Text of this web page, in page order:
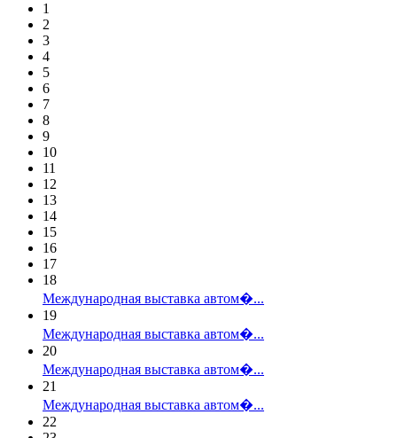
1
2
3
4
5
6
7
8
9
10
11
12
13
14
15
16
17
18
Международная выставка автом�...
19
Международная выставка автом�...
20
Международная выставка автом�...
21
Международная выставка автом�...
22